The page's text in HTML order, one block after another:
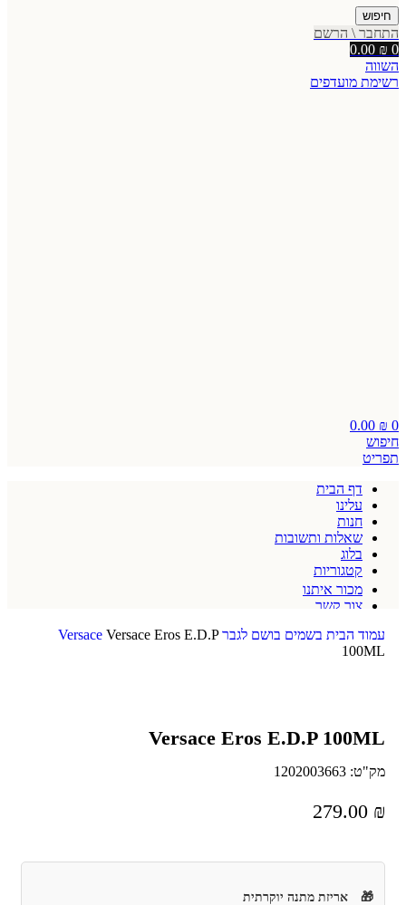
חיפוש
התחבר \ הרשם
0
0.00 ₪
השווה
רשימת מועדפים
0
0.00 ₪
חיפוש
תפריט
דף הבית
עלינו
חנות
שאלות ותשובות
בלוג
קטגוריות
מכור איתנו
צור קשר
עמוד הבית בשמים בושם לגבר Versace Versace Eros E.D.P
100ML
Versace Eros E.D.P 100ML
מק"ט: 1202003663
279.00 ₪
🎁 אריזת מתנה יוקרתית